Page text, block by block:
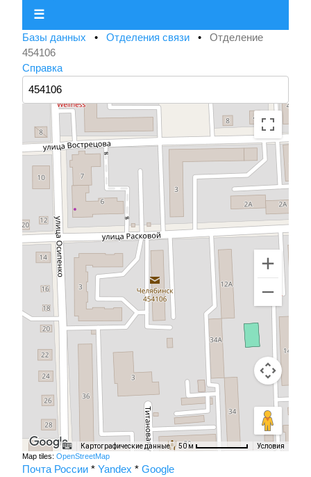
☰
Базы данных • Отделения связи • Отделение
454106
Справка
Картографические данные 50 м Условия
Map tiles: OpenStreetMap
Почта России * Yandex * Google